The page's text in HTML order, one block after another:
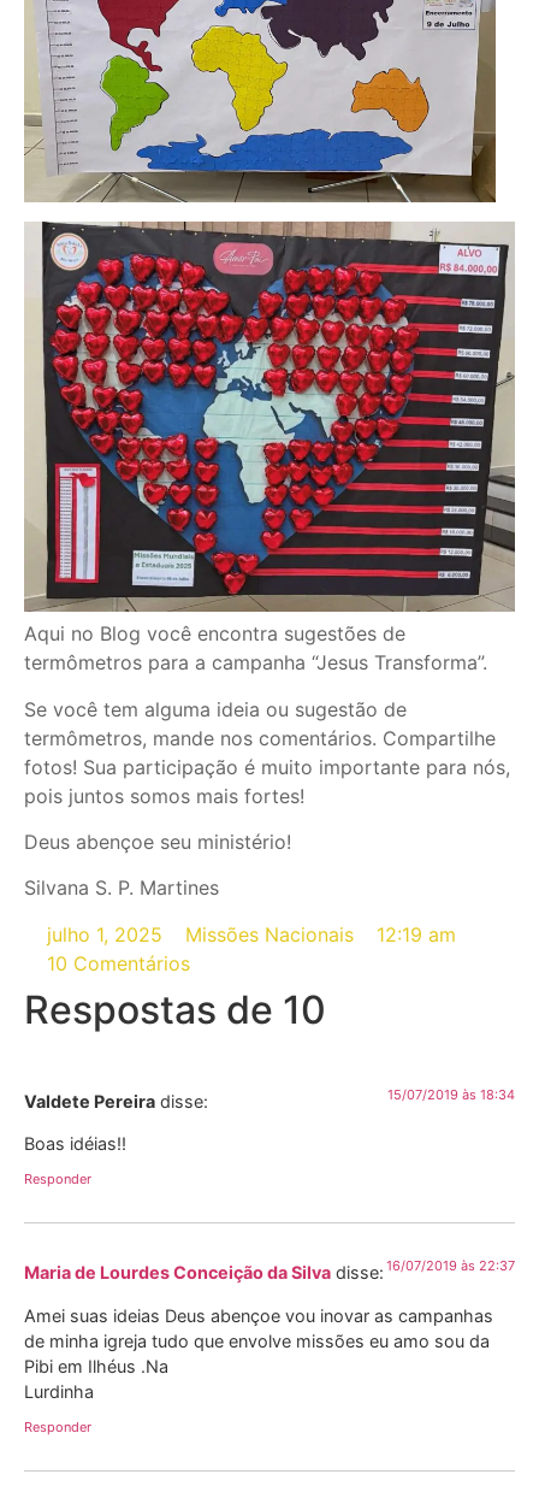
Aqui no Blog você encontra sugestões de
termômetros para a campanha “Jesus Transforma”.
Se você tem alguma ideia ou sugestão de
termômetros, mande nos comentários. Compartilhe
fotos! Sua participação é muito importante para nós,
pois juntos somos mais fortes!
Deus abençoe seu ministério!
Silvana S. P. Martines
julho 1, 2025
Missões Nacionais
12:19 am
10 Comentários
Respostas de 10
Valdete Pereira disse: 15/07/2019 às 18:34
Boas idéias!!
Responder
Maria de Lourdes Conceição da Silva disse: 16/07/2019 às 22:37
Amei suas ideias Deus abençoe vou inovar as campanhas
de minha igreja tudo que envolve missões eu amo sou da
Pibi em Ilhéus .Na
Lurdinha
Responder